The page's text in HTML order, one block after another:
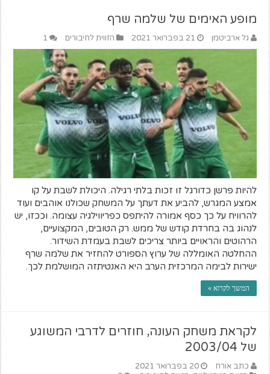
מופע האימים של שלמה שרף
גל ארביטמן 21 בפברואר 2021 הזווית לחיבורים 1
להיות פרשן כדורגל זו זכות בלתי רגילה. היכולת לשבת על קו
אמצע המגרש, להביע את דעתך על המשחק שכולנו אוהבים ועוד
להרוויח על כך כסף אמורה להיתפס כפריווילגיה עצומה. וככזו, יש
לנהוג בה בחרדת קודש של ממש. רק הטובים, המקצועיים,
הרהוטים והראויים ביותר צריכים לשבת בעמדת השידור.
ההחלטה האומללה של ערוץ הספורט להחזיר את שלמה שרף
ישירות לבימה המרכזית הערב היא האנטיתזה המושלמת לכך.
המשך לקרוא »
לקראת משחק העונה, חוזרים לדרבי המשוגע
של 2003/04
כתב אורח
20 בפברואר 2021